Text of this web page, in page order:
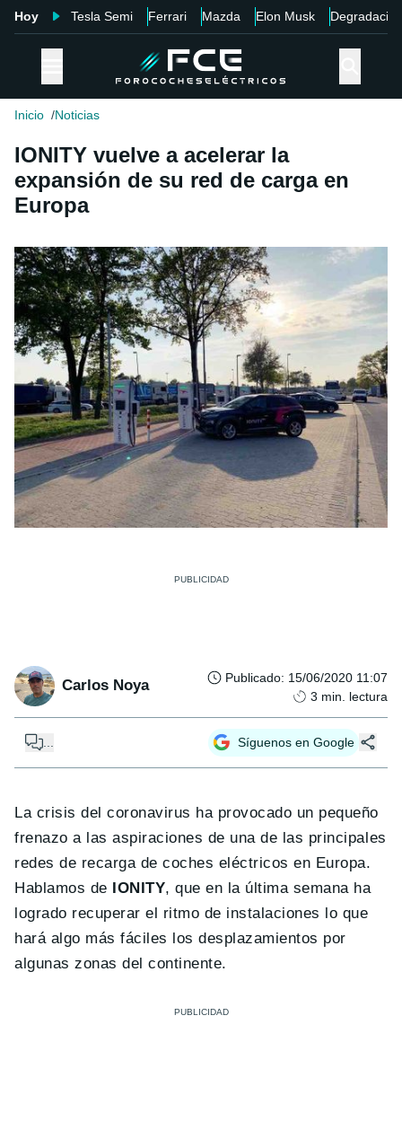
Hoy Tesla Semi Ferrari Mazda Elon Musk Degradación
Inicio Noticias
IONITY vuelve a acelerar la
expansión de su red de carga en
Europa
Carlos Noya Publicado: 15/06/2020 11:07
3 min. lectura
Síguenos en Google
La crisis del coronavirus ha provocado un pequeño
frenazo a las aspiraciones de una de las principales
redes de recarga de coches eléctricos en Europa.
Hablamos de IONITY, que en la última semana ha
logrado recuperar el ritmo de instalaciones lo que
hará algo más fáciles los desplazamientos por
algunas zonas del continente.